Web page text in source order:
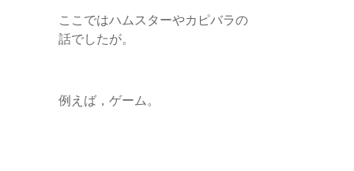
ここではハムスターやカピバラの
話でしたが。
例えば，ゲーム。